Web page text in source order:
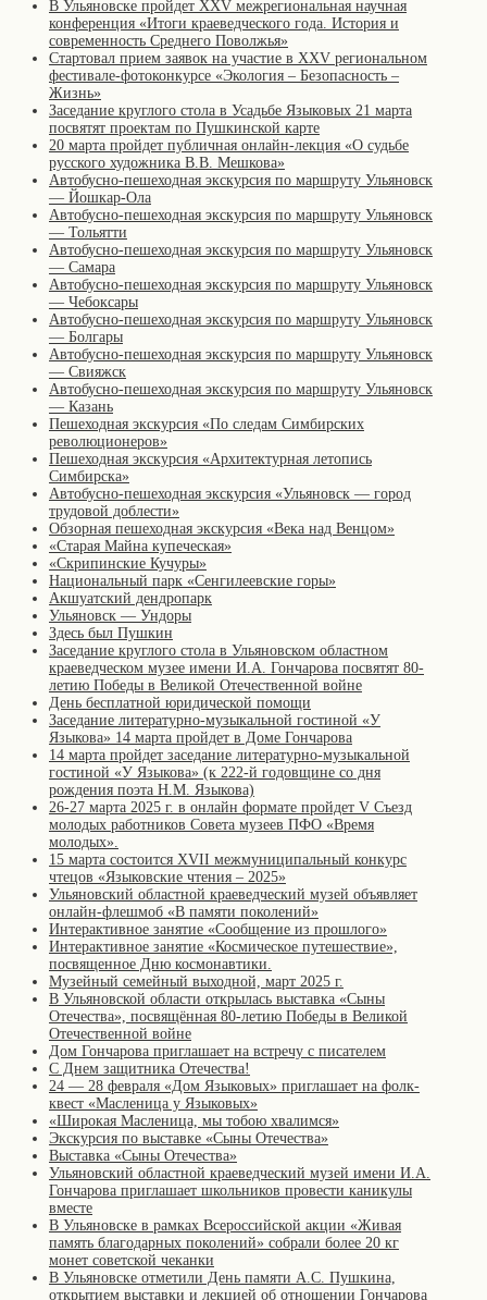
В Ульяновске пройдет XXV межрегиональная научная
конференция «Итоги краеведческого года. История и
современность Среднего Поволжья»
Стартовал прием заявок на участие в XXV региональном
фестивале-фотоконкурсе «Экология – Безопасность –
Жизнь»
Заседание круглого стола в Усадьбе Языковых 21 марта
посвятят проектам по Пушкинской карте
20 марта пройдет публичная онлайн-лекция «О судьбе
русского художника В.В. Мешкова»
Автобусно-пешеходная экскурсия по маршруту Ульяновск
— Йошкар-Ола
Автобусно-пешеходная экскурсия по маршруту Ульяновск
— Тольятти
Автобусно-пешеходная экскурсия по маршруту Ульяновск
— Самара
Автобусно-пешеходная экскурсия по маршруту Ульяновск
— Чебоксары
Автобусно-пешеходная экскурсия по маршруту Ульяновск
— Болгары
Автобусно-пешеходная экскурсия по маршруту Ульяновск
— Свияжск
Автобусно-пешеходная экскурсия по маршруту Ульяновск
— Казань
Пешеходная экскурсия «По следам Симбирских
революционеров»
Пешеходная экскурсия «Архитектурная летопись
Симбирска»
Автобусно-пешеходная экскурсия «Ульяновск — город
трудовой доблести»
Обзорная пешеходная экскурсия «Века над Венцом»
«Старая Майна купеческая»
«Скрипинские Кучуры»
Национальный парк «Сенгилеевские горы»
Акшуатский дендропарк
Ульяновск — Ундоры
Здесь был Пушкин
Заседание круглого стола в Ульяновском областном
краеведческом музее имени И.А. Гончарова посвятят 80-
летию Победы в Великой Отечественной войне
День бесплатной юридической помощи
Заседание литературно-музыкальной гостиной «У
Языкова» 14 марта пройдет в Доме Гончарова
14 марта пройдет заседание литературно-музыкальной
гостиной «У Языкова» (к 222-й годовщине со дня
рождения поэта Н.М. Языкова)
26-27 марта 2025 г. в онлайн формате пройдет V Съезд
молодых работников Совета музеев ПФО «Время
молодых».
15 марта состоится XVII межмуниципальный конкурс
чтецов «Языковские чтения – 2025»
Ульяновский областной краеведческий музей объявляет
онлайн-флешмоб «В памяти поколений»
Интерактивное занятие «Сообщение из прошлого»
Интерактивное занятие «Космическое путешествие»,
посвященное Дню космонавтики.
Музейный семейный выходной, март 2025 г.
В Ульяновской области открылась выставка «Сыны
Отечества», посвящённая 80-летию Победы в Великой
Отечественной войне
Дом Гончарова приглашает на встречу с писателем
С Днем защитника Отечества!
24 — 28 февраля «Дом Языковых» приглашает на фолк-
квест «Масленица у Языковых»
«Широкая Масленица, мы тобою хвалимся»
Экскурсия по выставке «Сыны Отечества»
Выставка «Сыны Отечества»
Ульяновский областной краеведческий музей имени И.А.
Гончарова приглашает школьников провести каникулы
вместе
В Ульяновске в рамках Всероссийской акции «Живая
память благодарных поколений» собрали более 20 кг
монет советской чеканки
В Ульяновске отметили День памяти А.С. Пушкина,
открытием выставки и лекцией об отношении Гончарова